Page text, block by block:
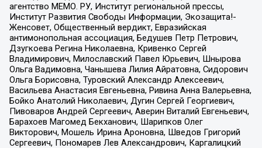
агентство МЕМО. РУ, Институт региональной прессы,
Институт Развития Свободы Информации, Экозащита!-
Женсовет, Общественный вердикт, Евразийская
антимонопольная ассоциация, Бедушев Петр Петрович,
Дзугкоева Регина Николаевна, Кривенко Сергей
Владимирович, Милославский Павел Юрьевич, Шнырова
Ольга Вадимовна, Чанышева Лилия Айратовна, Сидорович
Ольга Борисовна, Туровский Александр Алексеевич,
Васильева Анастасия Евгеньевна, Ривина Анна Валерьевна,
Бойко Анатолий Николаевич, Дугин Сергей Георгиевич,
Пивоваров Андрей Сергеевич, Аверин Виталий Евгеньевич,
Барахоев Магомед Бекханович, Шарипков Олег
Викторович, Мошель Ирина Ароновна, Шведов Григорий
Сергеевич, Пономарев Лев Александрович, Каргалицкий